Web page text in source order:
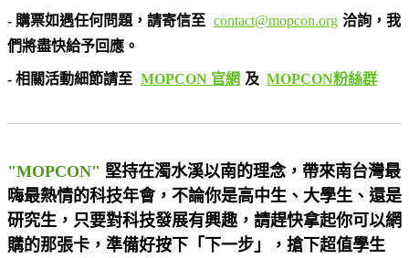
- 購票如遇任何問題，請寄信至 contact@mopcon.org 洽詢，我
們將盡快給予回應。
- 相關活動細節請至 MOPCON 官網 及 MOPCON粉絲群
"MOPCON" 堅持在濁水溪以南的理念，帶來南台灣最
嗨最熱情的科技年會，不論你是高中生、大學生、還是
研究生，只要對科技發展有興趣，請趕快拿起你可以網
購的那張卡，準備好按下「下一步」，搶下超值學生